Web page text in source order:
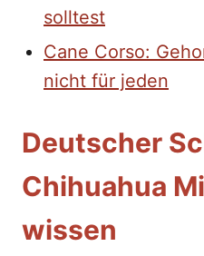
solltest
Cane Corso:
nicht für jeden
Deutscher
Chihuahua
wissen